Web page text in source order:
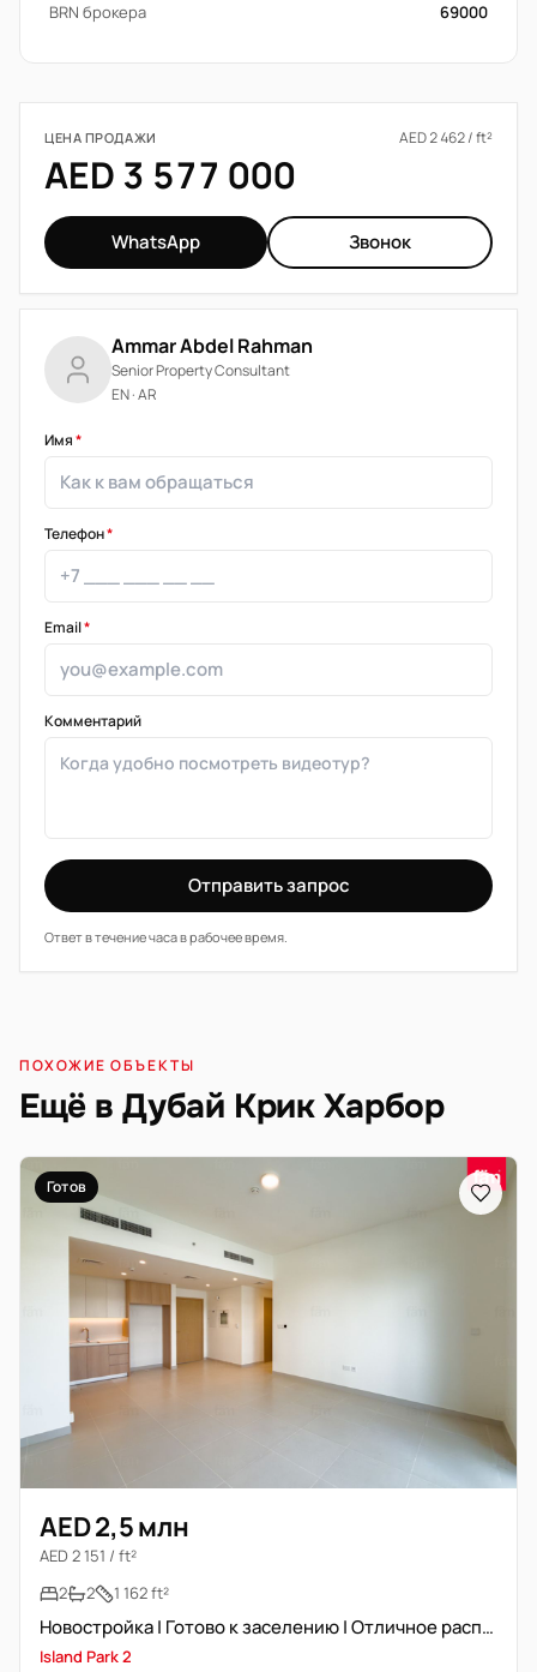
BRN брокера
69000
ЦЕНА ПРОДАЖИ AED 2 462 / ft²
AED 3 577 000
WhatsApp Звонок
Ammar Abdel Rahman
Senior Property Consultant
EN · AR
Имя*
Телефон*
Email*
Комментарий
Отправить запрос
Ответ в течение часа в рабочее время.
ПОХОЖИЕ ОБЪЕКТЫ
Ещё в Дубай Крик Харбор
Готов
AED 2,5 млн
AED 2 151 / ft²
2
2 1 162 ft²
Новостройка | Готово к заселению | Отличное расположение
Island Park 2